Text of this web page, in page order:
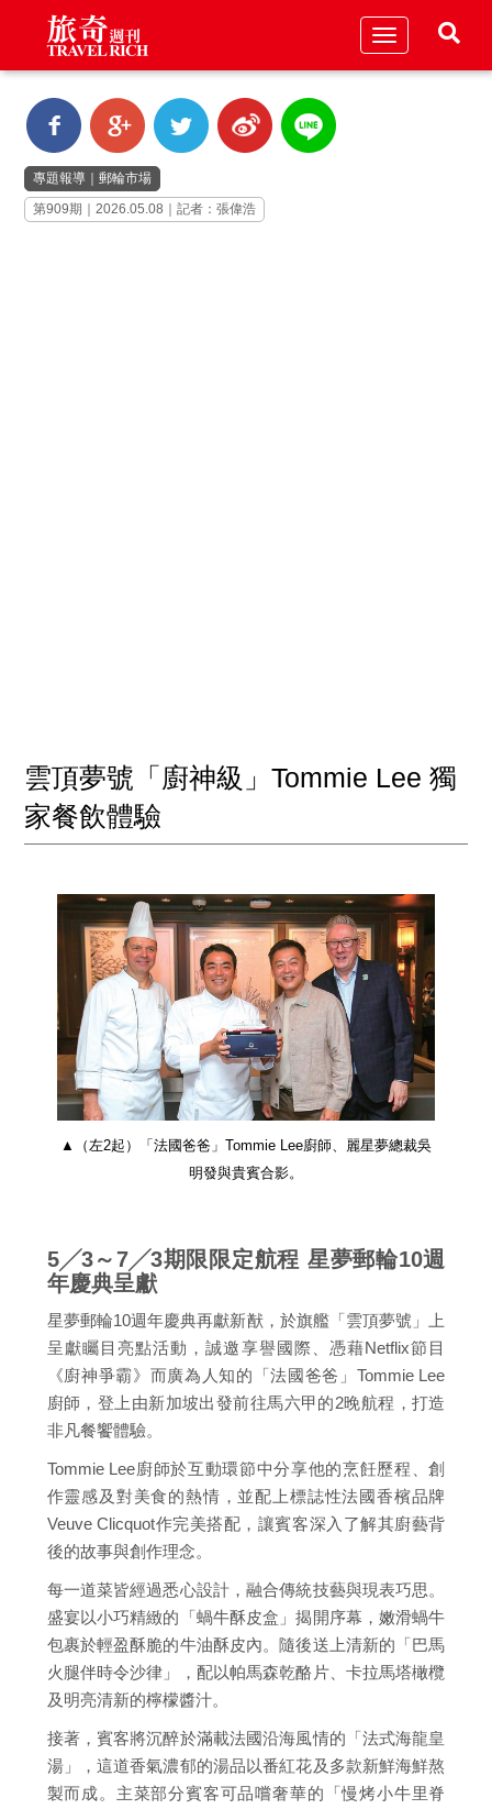
Toggle
專題報導 ｜郵輪市場
第909期｜2026.05.08｜記者：張偉浩
雲頂夢號「廚神級」Tommie Lee 獨
家餐飲體驗
▲（左2起）「法國爸爸」Tommie Lee廚師、麗星夢總裁吳
明發與貴賓合影。
5╱3～7╱3期限限定航程 星夢郵輪10週
年慶典呈獻
星夢郵輪10週年慶典再獻新猷，於旗艦「雲頂夢號」上
呈獻矚目亮點活動，誠邀享譽國際、憑藉Netflix節目
《廚神爭霸》而廣為人知的「法國爸爸」Tommie Lee
廚師，登上由新加坡出發前往馬六甲的2晚航程，打造
非凡餐饗體驗。
Tommie Lee廚師於互動環節中分享他的烹飪歷程、創
作靈感及對美食的熱情，並配上標誌性法國香檳品牌
Veuve Clicquot作完美搭配，讓賓客深入了解其廚藝背
後的故事與創作理念。
每一道菜皆經過悉心設計，融合傳統技藝與現表巧思。
盛宴以小巧精緻的「蝸牛酥皮盒」揭開序幕，嫩滑蝸牛
包裹於輕盈酥脆的牛油酥皮內。隨後送上清新的「巴馬
火腿伴時令沙律」，配以帕馬森乾酪片、卡拉馬塔橄欖
及明亮清新的檸檬醬汁。
接著，賓客將沉醉於滿載法國沿海風情的「法式海龍皇
湯」，這道香氣濃郁的湯品以番紅花及多款新鮮海鮮熬
製而成。主菜部分賓客可品嚐奢華的「慢烤小牛里脊